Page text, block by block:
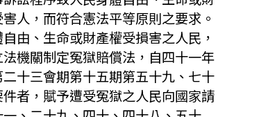
人，而符合憲法平等原則之要求。
由、生命或財產權受損害之人民，
機關制定冤獄賠償法，自四十一年
十三會期第十五期第五十九、七十
者，賦予遭受冤獄之人民向國家請